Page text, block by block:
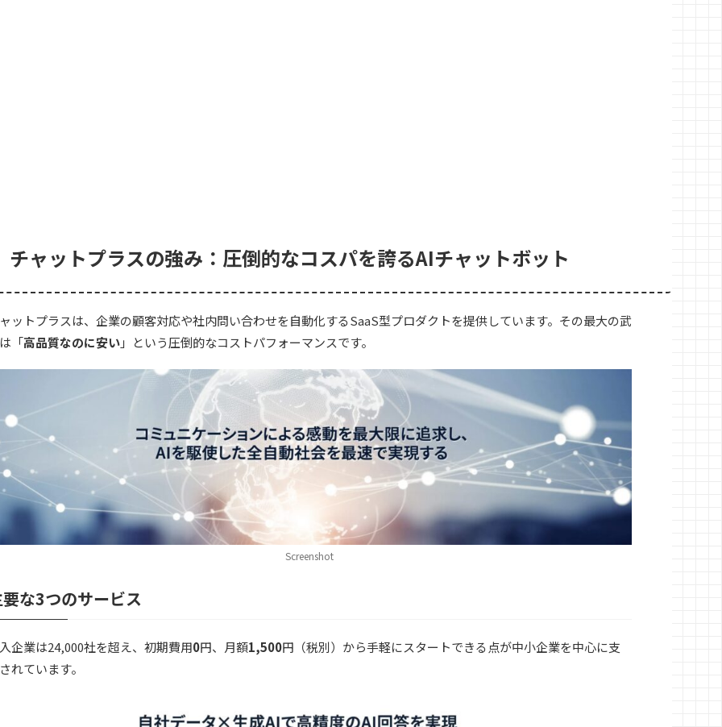
チャットプラスの強み：圧倒的なコスパを誇るAIチャットボット
ットプラスは、企業の顧客対応や社内問い合わせを自動化するSaaS型プロダクトを提供しています。その最大の武
「高品質なのに安い」という圧倒的なコストパフォーマンスです。
Screenshot
な3つのサービス
企業は24,000社を超え、初期費用0円、月額1,500円（税別）から手軽にスタートできる点が中小企業を中心に支
れています。